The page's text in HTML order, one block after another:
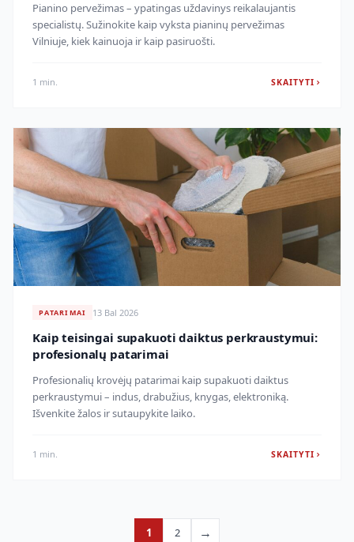
Pianino pervežimas – ypatingas uždavinys reikalaujantis
specialistų. Sužinokite kaip vyksta pianinų pervežimas
Vilniuje, kiek kainuoja ir kaip pasiruošti.
1 min. SKAITYTI
PATARIMAI 13 Bal 2026
Kaip teisingai supakuoti daiktus perkraustymui:
profesionalų patarimai
Profesionalių krovėjų patarimai kaip supakuoti daiktus
perkraustymui – indus, drabužius, knygas, elektroniką.
Išvenkite žalos ir sutaupykite laiko.
1 min. SKAITYTI
1 2 →